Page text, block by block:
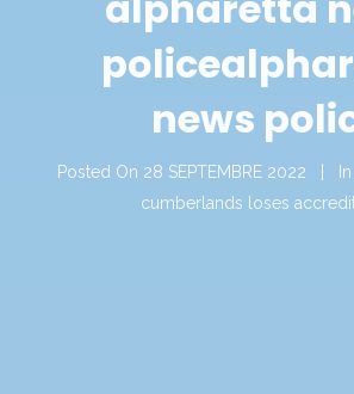
police
news
Posted On 28 SEPTEMBRE 2022 In
cumberlands loses